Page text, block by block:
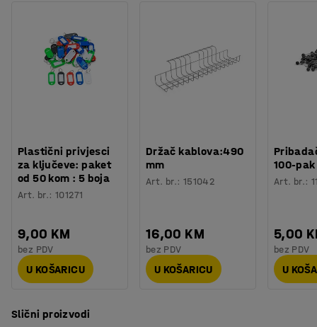
Stup je podržan dugom nogom za dodatnu stabilnost.
Perforacije duž stupa omogućuju postavljanje nosača na
bilo kojoj visini. Nosači su podesivi svakih 100 mm.
Perforacije su dizajnirane za vezne križeve između dva
Montaža: Dolazi nesastavljeno
Plastični privjesci
za ključeve: paket
od 50 kom : 5 boja
Art. br.:101271
9,00 KM
bez PDV
U KOŠARICU
Držač kablova:490
mm
Art. br.: 151042
16,00 KM
bez PDV
U KOŠARICU
100-pak
Art. br.:
5,00
bez PDV
U
Slični proizvodi